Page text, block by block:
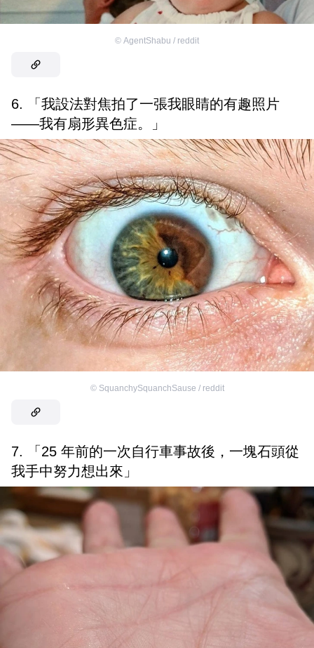
© AgentShabu / reddit
6. 「我設法對焦拍了一張我眼睛的有趣照片
——我有扇形異色症。」
© SquanchySquanchSause / reddit
7. 「25 年前的一次自行車事故後，一塊石頭從
我手中努力想出來」